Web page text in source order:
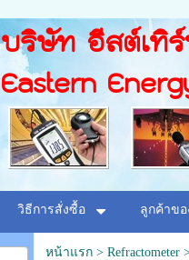
บริษัท อีสต์เทิ
Eastern
วิธีการสั่งซื้อ ลูกค้าขอ
หน้าแรก> Refractometer